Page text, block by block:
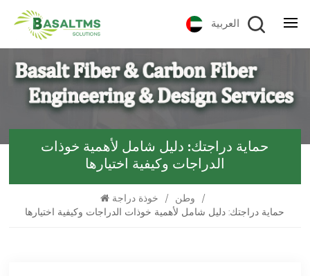
العربية
حماية دراجتك: دليل شامل لأهمية خوذات
الدراجات وكيفية اختيارها
وطن / خوذة دراجة
/
حماية دراجتك: دليل شامل لأهمية خوذات الدراجات وكيفية اختيارها